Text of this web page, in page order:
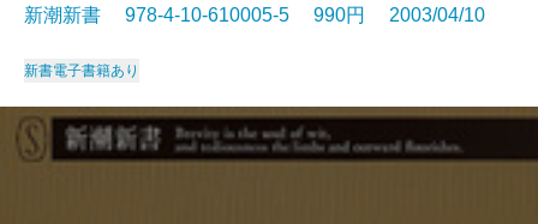
新潮新書 978-4-10-610005-5 990円 2003/04/10
新書電子書籍あり